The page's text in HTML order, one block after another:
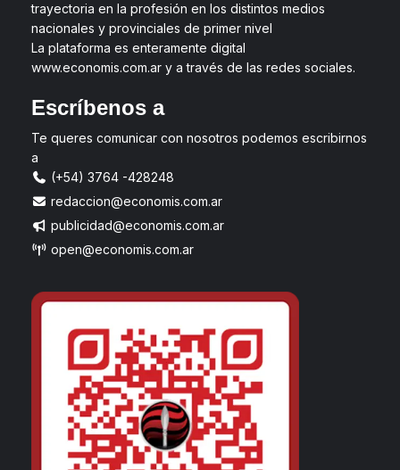
trayectoria en la profesión en los distintos medios
nacionales y provinciales de primer nivel
La plataforma es enteramente digital
www.economis.com.ar y a través de las redes sociales.
Escríbenos a
Te queres comunicar con nosotros podemos escribirnos
a
(+54) 3764 -428248
redaccion@economis.com.ar
publicidad@economis.com.ar
open@economis.com.ar